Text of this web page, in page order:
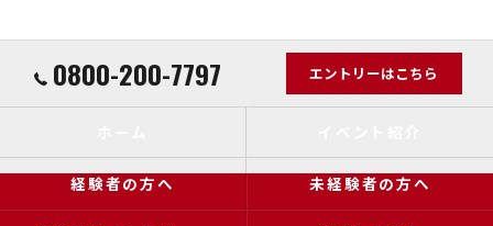
0800-200-7797 エントリーはこちら
経験者の方へ 未経験者の方へ